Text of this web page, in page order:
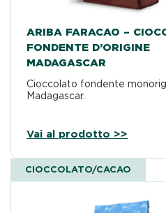
ARIBA FARACAO –
FONDENTE D’ORIGINE
MADAGASCAR
Cioccolato fondente
Madagascar.
Vai al prodotto >>
CIOCCOLATO/CACAO